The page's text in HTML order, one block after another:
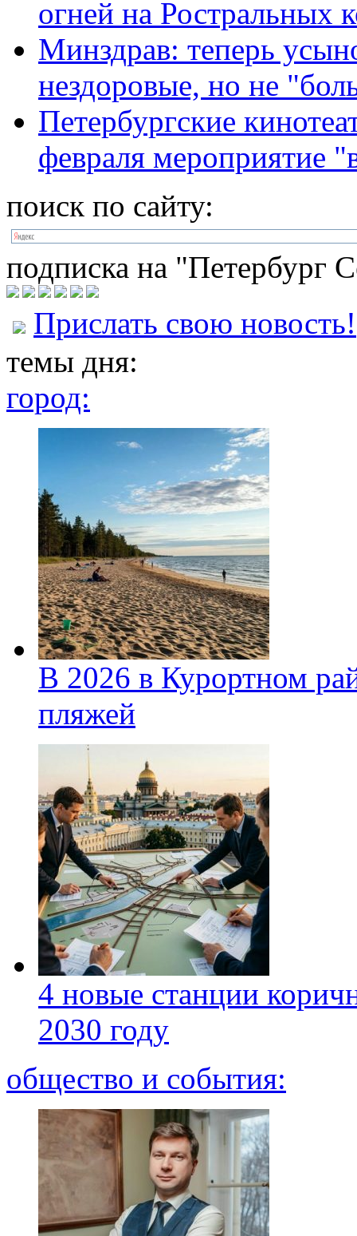
огней на Ростральных
Минздрав: теперь
нездоровые, но не
Петербургские
февраля мероприятие
поиск по сайту:
подписка на "Петербург
Прислать свою новость!
темы дня:
город:
В 2026 в Курортном
пляжей
4 новые станции
2030 году
общество и события: